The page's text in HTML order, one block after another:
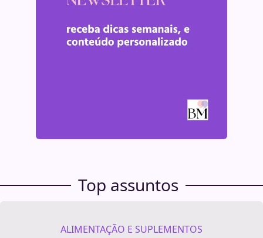
Top assuntos
ALIMENTAÇÃO E SUPLEMENTOS